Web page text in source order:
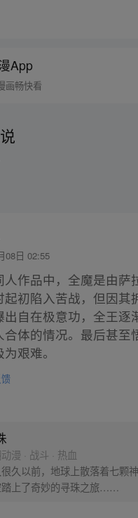
App
画畅快看
08日 02:55
人作品中，全魔是由
起初陷入苦战，但因
出自在极意功，全王
合体的情况。最后甚
艰难。
漫 · 战斗 · 热血
久以前，地球上散落着七颗
踏上了奇妙的寻珠之旅……